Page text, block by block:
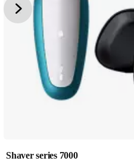
Shaver series 7000